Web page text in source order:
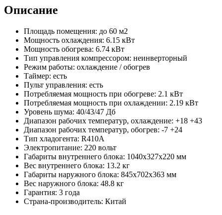
Описание
Площадь помещения: до 60 м2
Мощность охлаждения: 6.15 кВт
Мощность обогрева: 6.74 кВт
Тип управления компрессором: неинверторный
Режим работы: охлаждение / обогрев
Таймер: есть
Пульт управления: есть
Потребляемая мощность при обогреве: 2.1 кВт
Потребляемая мощность при охлаждении: 2.19 кВт
Уровень шума: 40/43/47 Дб
Диапазон рабочих температур, охлаждение: +18 +43
Диапазон рабочих температур, обогрев: -7 +24
Тип хладогента: R410A
Электропитание: 220 вольт
Габариты внутреннего блока: 1040x327x220 мм
Вес внутреннего блока: 13.2 кг
Габариты наружного блока: 845x702x363 мм
Вес наружного блока: 48.8 кг
Гарантия: 3 года
Страна-производитель: Китай